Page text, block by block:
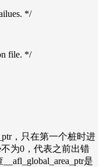
*/
file. */
，只在第一个桩时进
不为0，代表之前出错
是